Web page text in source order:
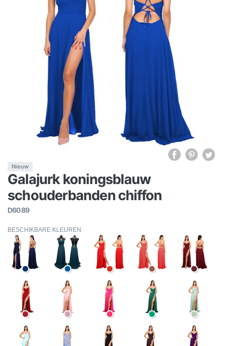
Nieuw
Galajurk koningsblauw
schouderbanden chiffon
D6089
BESCHIKBARE KLEUREN